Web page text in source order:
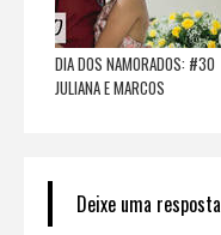
DIA DOS NAMORADOS: #30
JULIANA E MARCOS
Deixe uma resposta